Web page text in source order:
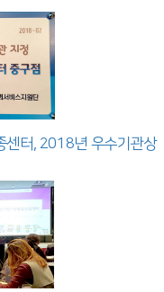
센터, 2018년 우수기관상